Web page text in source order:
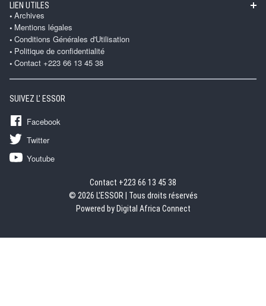
LIEN UTILES
Archives
Mentions légales
Conditions Générales d'Utilisation
Politique de confidentialité
Contact +223 66 13 45 38
SUIVEZ L' ESSOR
Facebook
Twitter
Youtube
Contact +223 66 13 45 38
© 2026 L'ESSOR | Tous droits réservés
Powered by Digital Africa Connect